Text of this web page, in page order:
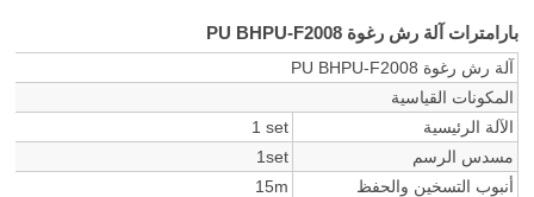
بارامترات آلة رش رغوة PU BHPU-F2008
آلة رش رغوة PU BHPU-F2008
المكونات القياسية
الآلة الرئيسية
1 set
مسدس الرسم
1set
أنبوب التسخين والحفظ
15m